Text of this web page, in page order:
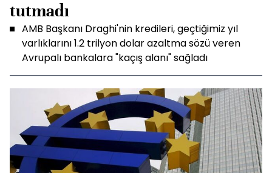
tutmadı
AMB Başkanı Draghi'nin kredileri, geçtiğimiz yıl
varlıklarını 1.2 trilyon dolar azaltma sözü veren
Avrupalı bankalara "kaçış alanı" sağladı